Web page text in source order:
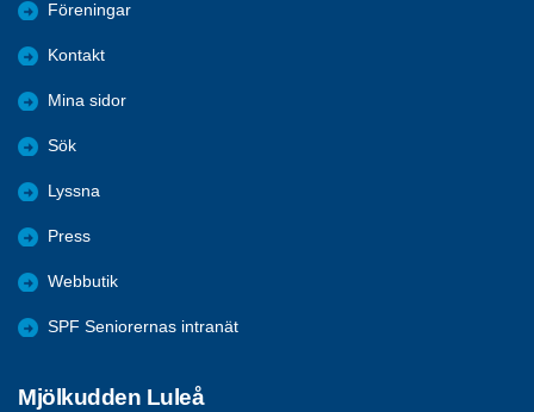
Föreningar
Kontakt
Mina sidor
Sök
Lyssna
Press
Webbutik
SPF Seniorernas intranät
Mjölkudden Luleå